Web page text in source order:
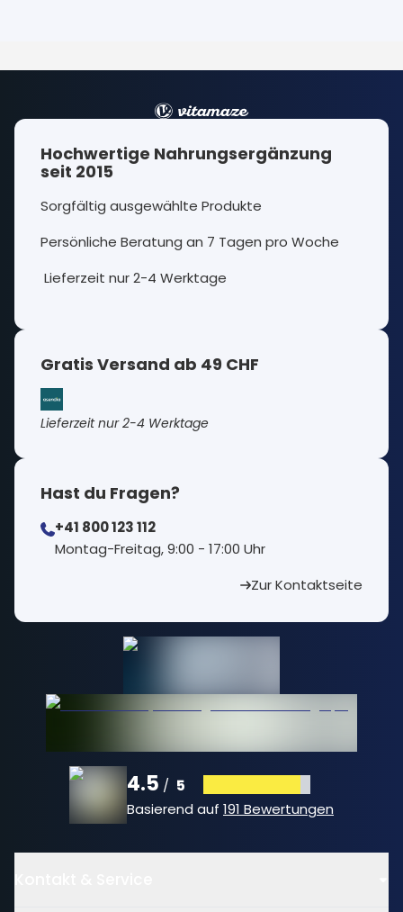
Hochwertige Nahrungsergänzung
seit 2015
Sorgfältig ausgewählte Produkte
Persönliche Beratung an 7 Tagen pro Woche
Lieferzeit nur 2-4 Werktage
Gratis Versand ab 49 CHF
Lieferzeit nur 2-4 Werktage
Hast du Fragen?
+41 800 123 112
⁠Montag-Freitag, 9:00 - 17:00 Uhr
Zur Kontaktseite
4.5 / 5
Basierend auf 191 Bewertungen